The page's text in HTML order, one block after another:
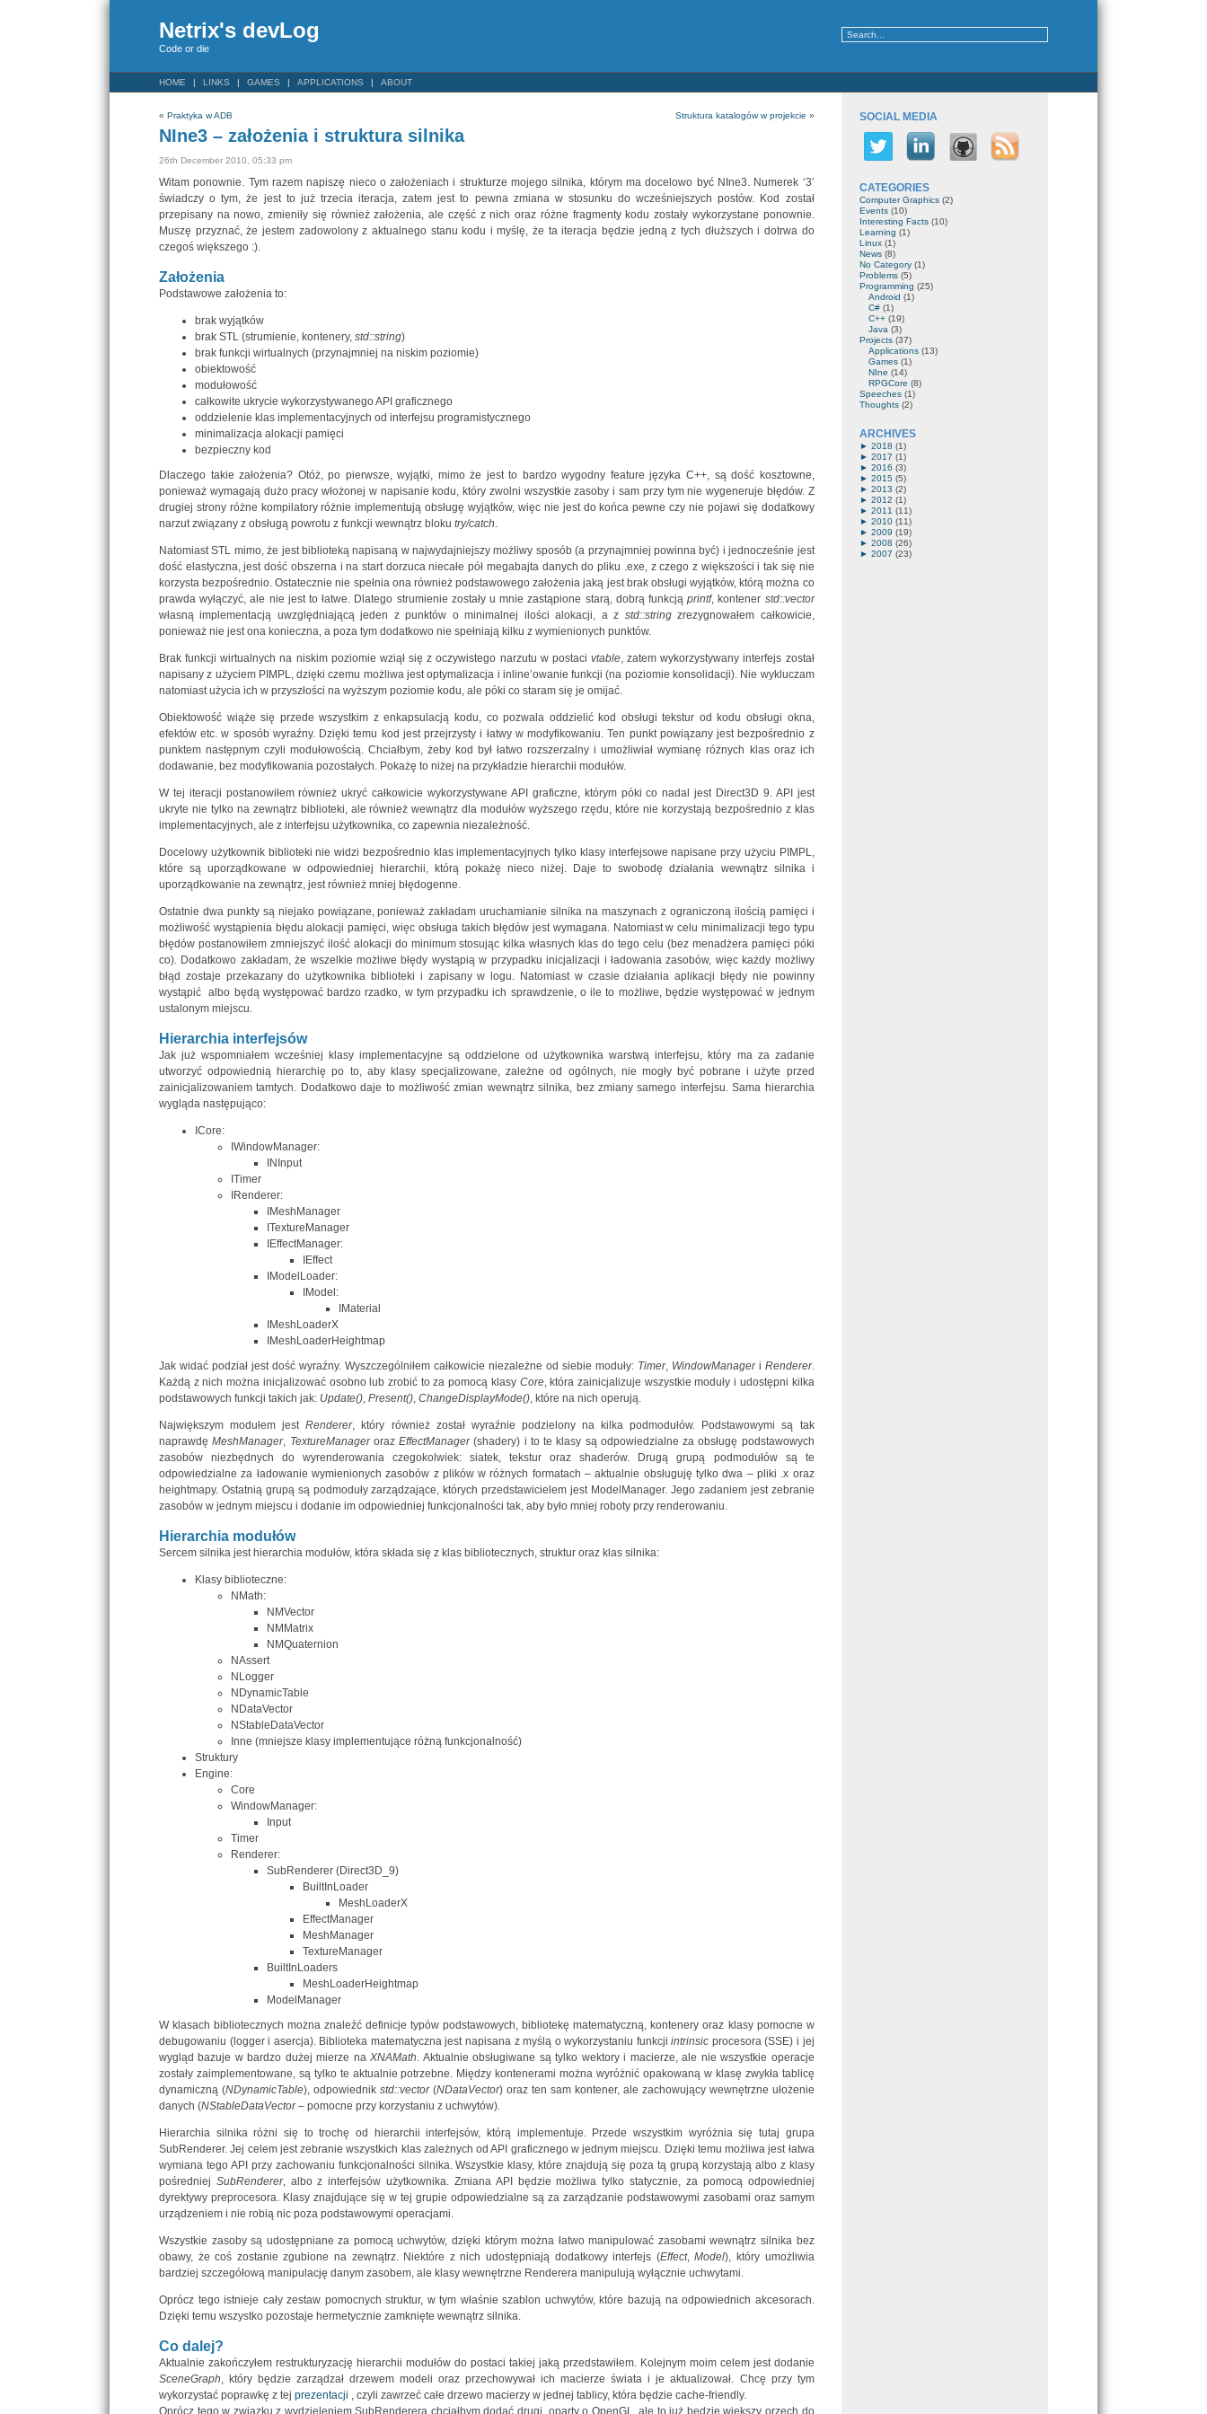
Netrix's devLog
Code or die
HOME LINKS GAMES APPLICATIONS ABOUT
« Praktyka w ADB Struktura katalogów w projekcie »
NIne3 – założenia i struktura silnika
26th December 2010, 05:33 pm
Witam ponownie. Tym razem napiszę nieco o założeniach i strukturze mojego silnika, którym ma docelowo być NIne3. Numerek ‘3’
świadczy o tym, że jest to już trzecia iteracja, zatem jest to pewna zmiana w stosunku do wcześniejszych postów. Kod został
przepisany na nowo, zmieniły się również założenia, ale część z nich oraz różne fragmenty kodu zostały wykorzystane ponownie.
Muszę przyznać, że jestem zadowolony z aktualnego stanu kodu i myślę, że ta iteracja będzie jedną z tych dłuższych i dotrwa do
czegoś większego :).
Założenia
Podstawowe założenia to:
brak wyjątków
brak STL (strumienie, kontenery, std::string)
brak funkcji wirtualnych (przynajmniej na niskim poziomie)
obiektowość
modułowość
całkowite ukrycie wykorzystywanego API graficznego
oddzielenie klas implementacyjnych od interfejsu programistycznego
minimalizacja alokacji pamięci
bezpieczny kod
Dlaczego takie założenia? Otóż, po pierwsze, wyjątki, mimo że jest to bardzo wygodny feature języka C++, są dość kosztowne,
ponieważ wymagają dużo pracy włożonej w napisanie kodu, który zwolni wszystkie zasoby i sam przy tym nie wygeneruje błędów. Z
drugiej strony różne kompilatory różnie implementują obsługę wyjątków, więc nie jest do końca pewne czy nie pojawi się dodatkowy
narzut związany z obsługą powrotu z funkcji wewnątrz bloku try/catch
Natomiast STL mimo, że jest biblioteką napisaną w najwydajniejszy możliwy sposób (a przynajmniej powinna być) i jednocześnie jest
dość elastyczna, jest dość obszerna i na start dorzuca niecałe pół megabajta danych do pliku .exe, z czego z większości i tak się nie
korzysta bezpośrednio. Ostatecznie nie spełnia ona również podstawowego założenia jaką jest brak obsługi wyjątków, którą można co
prawda wyłączyć, ale nie jest to łatwe. Dlatego strumienie zostały u mnie zastąpione starą, dobrą funkcjąprintf, kontener std::vector
własną implementacją uwzględniającą jeden z punktów o minimalnej ilości alokacji, a z std::stringzrezygnowałem całkowicie,
ponieważ nie jest ona konieczna, a poza tym dodatkowo nie spełniają kilku z wymienionych punktów.
Brak funkcji wirtualnych na niskim poziomie wziął się z oczywistego narzutu w postaci vtable, zatem wykorzystywany interfejs został
napisany z użyciem PIMPL, dzięki czemu możliwa jest optymalizacja i inline’owanie funkcji (na poziomie konsolidacji). Nie wykluczam
natomiast użycia ich w przyszłości na wyższym poziomie kodu, ale póki co staram się je omijać.
Obiektowość wiąże się przede wszystkim z enkapsulacją kodu, co pozwala oddzielić kod obsługi tekstur od kodu obsługi okna,
efektów etc. w sposób wyraźny. Dzięki temu kod jest przejrzysty i łatwy w modyfikowaniu. Ten punkt powiązany jest bezpośrednio z
punktem następnym czyli modułowością. Chciałbym, żeby kod był łatwo rozszerzalny i umożliwiał wymianę różnych klas oraz ich
dodawanie, bez modyfikowania pozostałych. Pokażę to niżej na przykładzie hierarchii modułów.
W tej iteracji postanowiłem również ukryć całkowicie wykorzystywane API graficzne, którym póki co nadal jest Direct3D 9. API jest
ukryte nie tylko na zewnątrz biblioteki, ale również wewnątrz dla modułów wyższego rzędu, które nie korzystają bezpośrednio z klas
implementacyjnych, ale z interfejsu użytkownika, co zapewnia niezależność.
Docelowy użytkownik biblioteki nie widzi bezpośrednio klas implementacyjnych tylko klasy interfejsowe napisane przy użyciu PIMPL,
które są uporządkowane w odpowiedniej hierarchii, którą pokażę nieco niżej. Daje to swobodę działania wewnątrz silnika i
uporządkowanie na zewnątrz, jest również mniej błędogenne.
Ostatnie dwa punkty są niejako powiązane, ponieważ zakładam uruchamianie silnika na maszynach z ograniczoną ilością pamięci i
możliwość wystąpienia błędu alokacji pamięci, więc obsługa takich błędów jest wymagana. Natomiast w celu minimalizacji tego typu
błędów postanowiłem zmniejszyć ilość alokacji do minimum stosując kilka własnych klas do tego celu (bez menadżera pamięci póki
co). Dodatkowo zakładam, że wszelkie możliwe błędy wystąpią w przypadku inicjalizacji i ładowania zasobów, więc każdy możliwy
błąd zostaje przekazany do użytkownika biblioteki i zapisany w logu. Natomiast w czasie działania aplikacji błędy nie powinny
wystąpić albo będą występować bardzo rzadko, w tym przypadku ich sprawdzenie, o ile to możliwe, będzie występować w jednym
ustalonym miejscu.
Hierarchia interfejsów
Jak już wspomniałem wcześniej klasy implementacyjne są oddzielone od użytkownika warstwą interfejsu, który ma za zadanie
utworzyć odpowiednią hierarchię po to, aby klasy specjalizowane, zależne od ogólnych, nie mogły być pobrane i użyte przed
zainicjalizowaniem tamtych. Dodatkowo daje to możliwość zmian wewnątrz silnika, bez zmiany samego interfejsu. Sama hierarchia
wygląda następująco:
ICore:
IWindowManager:
INInput
ITimer
IRenderer:
IMeshManager
ITextureManager
IEffectManager:
IEffect
IModelLoader:
IModel:
IMaterial
IMeshLoaderX
IMeshLoaderHeightmap
Jak widać podział jest dość wyraźny. Wyszczególniłem całkowicie niezależne od siebie moduły: Timer, WindowManageri Renderer.
Każdą z nich można inicjalizować osobno lub zrobić to za pomocą klasy Core, która zainicjalizuje wszystkie moduły i udostępni kilka
podstawowych funkcji takich jak: Update() Present() ChangeDisplayMode() , które na nich operują.
Największym modułem jestRenderer, który również został wyraźnie podzielony na kilka podmodułów. Podstawowymi są tak
naprawdęMeshManager, TextureManagerorazEffectManager(shadery) i to te klasy są odpowiedzialne za obsługę podstawowych
zasobów niezbędnych do wyrenderowania czegokolwiek: siatek, tekstur oraz shaderów. Drugą grupą podmodułów są te
odpowiedzialne za ładowanie wymienionych zasobów z plików w różnych formatach – aktualnie obsługuję tylko dwa – pliki .x oraz
heightmapy. Ostatnią grupą są podmoduły zarządzające, których przedstawicielem jest ModelManager. Jego zadaniem jest zebranie
zasobów w jednym miejscu i dodanie im odpowiedniej funkcjonalności tak, aby było mniej roboty przy renderowaniu.
Hierarchia modułów
Sercem silnika jest hierarchia modułów, która składa się z klas bibliotecznych, struktur oraz klas silnika:
Klasy biblioteczne:
NMath:
NMVector
NMMatrix
NMQuaternion
NAssert
NLogger
NDynamicTable
NDataVector
NStableDataVector
Inne (mniejsze klasy implementujące różną funkcjonalność)
Struktury
Engine:
Core
WindowManager:
Input
Timer
Renderer:
SubRenderer (Direct3D_9)
BuiltInLoader
MeshLoaderX
EffectManager
MeshManager
TextureManager
BuiltInLoaders
MeshLoaderHeightmap
ModelManager
W klasach bibliotecznych można znaleźć definicje typów podstawowych, bibliotekę matematyczną, kontenery oraz klasy pomocne w
debugowaniu (logger i asercja). Biblioteka matematyczna jest napisana z myślą o wykorzystaniu funkcjiintrinsic procesora (SSE) i jej
wygląd bazuje w bardzo dużej mierze na XNAMath . Aktualnie obsługiwane są tylko wektory i macierze, ale nie wszystkie operacje
zostały zaimplementowane, są tylko te aktualnie potrzebne. Między kontenerami można wyróżnić opakowaną w klasę zwykła tablicę
dynamiczną (NDynamicTable), odpowiednik std::vector(NDataVector) oraz ten sam kontener, ale zachowujący wewnętrzne ułożenie
danych (NStableDataVector – pomocne przy korzystaniu z uchwytów).
Hierarchia silnika różni się to trochę od hierarchii interfejsów, którą implementuje. Przede wszystkim wyróżnia się tutaj grupa
SubRenderer. Jej celem jest zebranie wszystkich klas zależnych od API graficznego w jednym miejscu. Dzięki temu możliwa jest łatwa
wymiana tego API przy zachowaniu funkcjonalności silnika. Wszystkie klasy, które znajdują się poza tą grupą korzystają albo z klasy
pośredniej SubRenderer, albo z interfejsów użytkownika. Zmiana API będzie możliwa tylko statycznie, za pomocą odpowiedniej
dyrektywy preprocesora. Klasy znajdujące się w tej grupie odpowiedzialne są za zarządzanie podstawowymi zasobami oraz samym
urządzeniem i nie robią nic poza podstawowymi operacjami.
Wszystkie zasoby są udostępniane za pomocą uchwytów, dzięki którym można łatwo manipulować zasobami wewnątrz silnika bez
obawy, że coś zostanie zgubione na zewnątrz. Niektóre z nich udostępniają dodatkowy interfejs (Effect,Model), który umożliwia
bardziej szczegółową manipulację danym zasobem, ale klasy wewnętrzne Renderera manipulują wyłącznie uchwytami.
Oprócz tego istnieje cały zestaw pomocnych struktur, w tym właśnie szablon uchwytów, które bazują na odpowiednich akcesorach.
Dzięki temu wszystko pozostaje hermetycznie zamknięte wewnątrz silnika.
Co dalej?
Aktualnie zakończyłem restrukturyzację hierarchii modułów do postaci takiej jaką przedstawiłem. Kolejnym moim celem jest dodanie
SceneGraph, który będzie zarządzał drzewem modeli oraz przechowywał ich macierze świata i je aktualizował. Chcę przy tym
wykorzystać poprawkę z tej prezentacji , czyli zawrzeć całe drzewo macierzy w jednej tablicy, która będzie cache-friendly.
SOCIAL MEDIA
CATEGORIES
Computer Graphics(2)
Events(10)
Interesting Facts(10)
Learning (1)
Linux(1)
News(8)
No Category(1)
Problems(5)
Programming (25)
Android (1)
C#(1)
C++(19)
Java (3)
Projects(37)
Applications(13)
Games(1)
NIne (14)
RPGCore (8)
Speeches(1)
Thoughts(2)
ARCHIVES
► 2018 (1)
► 2017 (1)
► 2016 (3)
► 2015 (5)
► 2013 (2)
► 2012 (1)
► 2011 (11)
► 2010(11)
► 2009 (19)
► 2008 (26)
► 2007 (23)